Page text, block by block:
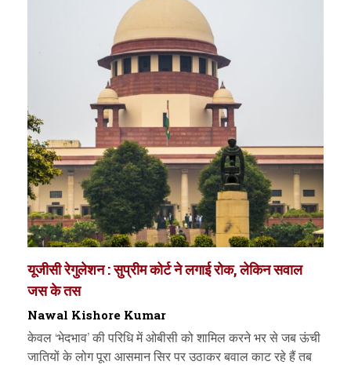
यूजीसी रेगुलेशन : सुप्रीम कोर्ट ने लगाई रोक, लेकिन सवाल
जस के तस
Nawal Kishore Kumar
केवल ‘भेदभाव’ की परिधि में ओबीसी को शामिल करने भर से जब ऊंची
जातियों के लोग पूरा आसमान सिर पर उठाकर बवाल काट रहे हैं तब